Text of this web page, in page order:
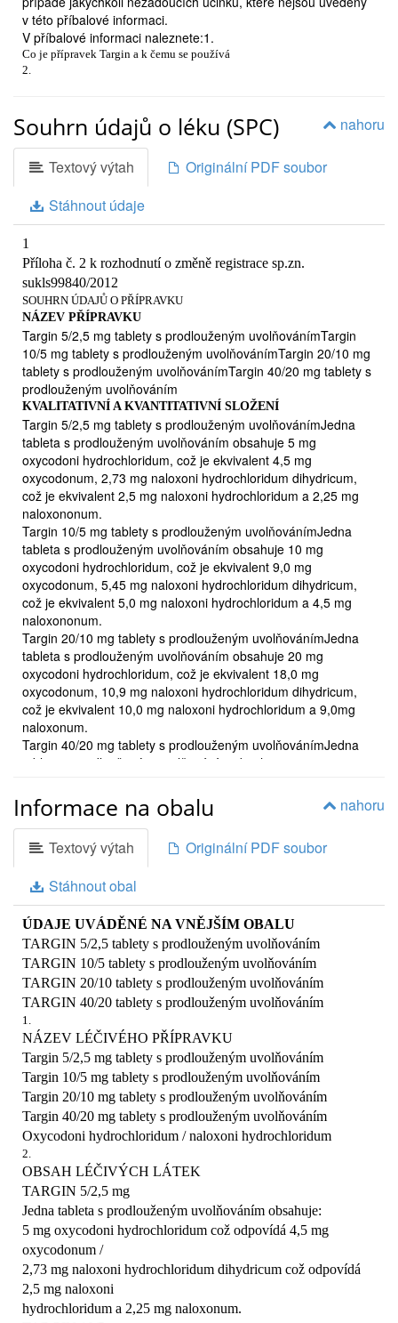
v této příbalové informaci.
V příbalové informaci naleznete:1.
Co je přípravek Targin a k čemu se používá
2.
Jak se přípravek Targin užívá
4.
Možné nežádoucí účinky
5.
Obsah balení a další informace
1.
CO JE PŘÍPRAVEK TARGIN A K ČEMU SE
POUŽÍVÁ
Přípravek Targin Vám byl předepsán k léčbě silných bolestí,
které lze v dostatečné míře zvládnout pouze pomocí
opiátových analgetik. Naloxon hydrochlorid se přidává na
potlačení zácpy.
Jak přípravek Targin funguje
Přípravek Targin obsahuje dvě léčivé látky oxykodon hydrochlorid a
naloxon hydrochlorid. Oxykodon hydrochlorid je zodpovědný za
analgetikum (“lék proti bolesti”) ze skupiny opiátů. Druhá účinná
látka v přípravku Targin, naloxon hydrochlorid, má za cíl působit
proti zácpě. Špatná funkce střev (například zácpa) je typickým
vedlejším příznakem léčby léky proti bolesti na bázi opiátů.
Přípravek Targin je tabletou s postupným uvolňováním, což znamená,
že se z ní léčivé látky uvolňují po delší dobu. Jejich účinek trvá 12
hodin.
2.
ČEMU MUSÍTE VĚNOVAT POZORNOST, NEŽ ZAČNETE
PŘÍPRAVEK TARGINUŽÍVAT
Neužívejte přípravek Targin:- jestliže jste alergičtí
(přecitlivělí) na oxykodon hydrochlorid, naloxon hydrochlorid
nebo na kteroukoli
další složku tohoto přípravku (uvedenou v bodě 6),
- jestliže Vaše dýchání nedodává do krve dostatek kyslíku, a není
schopno zbavit tělo vytvořeného oxidu
uhličitého (respirační deprese),
- jestliže trpíte závažným onemocněním plic, se zúžením dýchacích cest
(chronická obstrukční plicní
nemoc -CHOPN),
- jestliže trpíte stavem, známým jako cor pulmonale. V
tomto stavu se zvětší pravá strana srdce
v důsledku zvýšeného tlaku v srdečních žílách, atd.
(např. v důsledku CHOPN– viz výše),
- jestliže trpíte průduškovým astmatem,- jestliže máte
paralytický ileus (druh ucpání střev), nezpůsobený
opiáty,- jestliže trpíte středně závažnou až závažnou
poruchou funkce jater.
Upozornění a opatřeníPřed užitím přípravku Targin se
poraďte se svým lékařem:
- u starších pacientů či oslabených pacientů,- jestliže
máte paralytický ileus (druh ucpání střev), způsobený
opiáty,- jestliže máte poškozené ledviny,- jestliže máte
mírně poškozená játra,- jestliže máte vážně poškozené
plíce (například sníženou kapacitu dýchání), - jestliže
máte myxedém (porucha štítné žlázy, způsobující
suchost, chlad a otoky (opuchlost) kůže na
obličeji a končetinách),
- jestliže Vaše štítná žláza nevytváří dostatek hormonů
(snížená funkce štítné žlázy neboli
hypotyreoidismus),
- jestliže nadledvinky neprodukují dostatek hormonů
(nedostatečnost nadledvinek, neboli Addisonova
nemoc),
- jestliže trpíte duševní nemocí, doprovázenou
(částečnou) ztrátou smyslu pro realitu (psychóza),
v důsledku intoxikace alkoholem či jinými látkami
nahoru
Souhrn údajů o léku (SPC)
Textový výtah
Originální PDF soubor
Stáhnout údaje
1
Příloha č. 2 k rozhodnutí o změně registrace sp.zn.
sukls99840/2012
SOUHRN ÚDAJŮ O PŘÍPRAVKU
NÁZEV PŘÍPRAVKU
Targin 5/2,5 mg tablety s prodlouženým uvolňovánímTargin
10/5 mg tablety s prodlouženým uvolňovánímTargin 20/10 mg
tablety s prodlouženým uvolňovánímTargin 40/20 mg tablety s
prodlouženým uvolňováním
KVALITATIVNÍ A KVANTITATIVNÍ SLOŽENÍ
Targin 5/2,5 mg tablety s prodlouženým uvolňovánímJedna
tableta s prodlouženým uvolňováním obsahuje 5 mg
oxycodoni hydrochloridum, což je ekvivalent 4,5 mg
oxycodonum, 2,73 mg naloxoni hydrochloridum dihydricum,
což je ekvivalent 2,5 mg naloxoni hydrochloridum a 2,25 mg
naloxononum.
Targin 10/5 mg tablety s prodlouženým uvolňovánímJedna
tableta s prodlouženým uvolňováním obsahuje 10 mg
oxycodoni hydrochloridum, což je ekvivalent 9,0 mg
oxycodonum, 5,45 mg naloxoni hydrochloridum dihydricum,
což je ekvivalent 5,0 mg naloxoni hydrochloridum a 4,5 mg
naloxononum.
Targin 20/10 mg tablety s prodlouženým uvolňovánímJedna
tableta s prodlouženým uvolňováním obsahuje 20 mg
oxycodoni hydrochloridum, což je ekvivalent 18,0 mg
oxycodonum, 10,9 mg naloxoni hydrochloridum dihydricum,
což je ekvivalent 10,0 mg naloxoni hydrochloridum a 9,0mg
naloxonum.
Targin 40/20 mg tablety s prodlouženým uvolňovánímJedna
tableta s prodlouženým uvolňováním obsahuje 40 mg
oxycodonum, 21,8 mg naloxoni hydrochloridum dihydricum,
což je ekvivalent 20,0 mg naloxoni hydrochloridum a 18,0mg
naloxononum.
Targin 5/2,5 mg tablety s prodlouženým uvolňovánímPomocné
látky: Jedna tableta s prodlouženým uvolňováním obsahuje
68,17 mg laktózy
Targin 10/5 mg tablety s prodlouženým uvolňovánímPomocné
látky: Jedna tableta s prodlouženým uvolňováním obsahuje
61,04 mg laktózy
Targin 20/10 mg tablety s prodlouženým
uvolňovánímPomocné látky: Jedna tableta s prodlouženým
uvolňováním obsahuje 51,78 mg laktózy
Targin 40/20 mg tablety s prodlouženým
uvolňovánímPomocné látky: Jedna tableta s prodlouženým
uvolňováním obsahuje 103,55 mg laktózy
Úplný seznam pomocných látek viz bod 6.1.
LÉKOVÁ FORMA
Tableta s prodlouženým uvolňováním
Targin 5/2,5 mg tablety s prodlouženým uvolňováním
2
Podlouhlé, modré potahované tablety označené “OXN”
na jedné straně a “5” na straně druhé. Targin 10/5 mg
tablety s prodlouženým uvolňovánímPodlouhlé, bílé
potahované tablety označené “OXN” na jedné straně a
“10” na straně druhé.
Targin 20/10 mg tablety s prodlouženým
uvolňovánímPodlouhlé, růžové potahované tablety
označené “OXN” na jedné straně a “20” na straně druhé.
Targin 40/20 mg tablety s prodlouženým
nahoru
Informace na obalu
Textový výtah
Originální PDF soubor
Stáhnout obal
ÚDAJE UVÁDĚNÉ NA VNĚJŠÍM OBALU
TARGIN 5/2,5 tablety s prodlouženým uvolňováním
TARGIN 10/5 tablety s prodlouženým uvolňováním
TARGIN 20/10 tablety s prodlouženým uvolňováním
TARGIN 40/20 tablety s prodlouženým uvolňováním
1.
NÁZEV LÉČIVÉHO PŘÍPRAVKU
Targin 5/2,5 mg tablety s prodlouženým uvolňováním
Targin 10/5 mg tablety s prodlouženým uvolňováním
Targin 20/10 mg tablety s prodlouženým uvolňováním
Targin 40/20 mg tablety s prodlouženým uvolňováním
Oxycodoni hydrochloridum / naloxoni hydrochloridum
2.
OBSAH LÉČIVÝCH LÁTEK
TARGIN 5/2,5 mg
Jedna tableta s prodlouženým uvolňováním obsahuje:
5 mg oxycodoni hydrochloridum což odpovídá 4,5 mg
oxycodonum /
2,73 mg naloxoni hydrochloridum dihydricum což odpovídá
2,5 mg naloxoni
hydrochloridum a 2,25 mg naloxonum.